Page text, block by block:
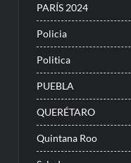
PARÍS 2024
Policia
Politica
PUEBLA
QUERÉTARO
Quintana Roo